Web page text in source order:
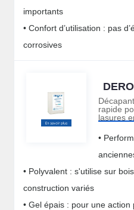
importants
• Confort d’utilisation : pas
corrosives
Décapant
rapide
lasures
•
• Polyvalent : s'utilise sur
construction variés
• Gel épais : pour une